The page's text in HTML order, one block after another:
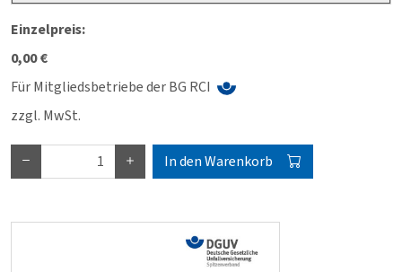
Dispergieren
Probenahme
Abfüllen, Verpacken, Transport
Abfüllen von Hand
Verpacken
Bereitstellen, Lagern und innerbetrieblicher
Einzelpreis:
0,00 €
Für Mitgliedsbetriebe der BG RCI
zzgl. MwSt.
In den Warenkorb